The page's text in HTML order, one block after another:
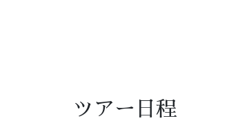
ツアー日程